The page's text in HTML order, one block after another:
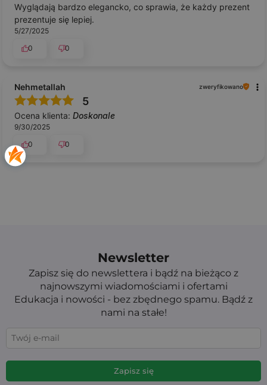
Wyglądają bardzo elegancko, co sprawia, że każdy prezent
prezentuje się lepiej.
5/27/2025
0
0
Nehmetallah zweryfikowano
5
Ocena klienta: Doskonale
9/30/2025
0
0
Newsletter
Zapisz się do newslettera i bądź na bieżąco z
najnowszymi wiadomościami i ofertami
Edukacja i nowości - bez zbędnego spamu. Bądź z
nami na stałe!